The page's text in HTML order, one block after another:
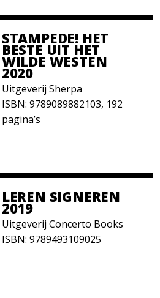
STAMPEDE! HET
BESTE UIT HET
WILDE WESTEN
2020
Uitgeverij Sherpa
ISBN: 9789089882103, 192
pagina’s
LEREN SIGNEREN
2019
Uitgeverij Concerto Books
ISBN: 9789493109025